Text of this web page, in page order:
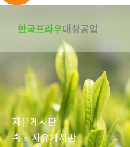
너
뛰
기
한국프라우대창공업
자유게시판
홈
자유게시판